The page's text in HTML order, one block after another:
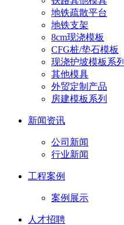
地铁疏散平台
地铁支架
8cm现浇模板
CFG桩/垫石模板
现浇护坡模板系列
其他模具
外贸定制产品
房建模板系列
新闻资讯
公司新闻
行业新闻
工程案例
案例展示
人才招聘